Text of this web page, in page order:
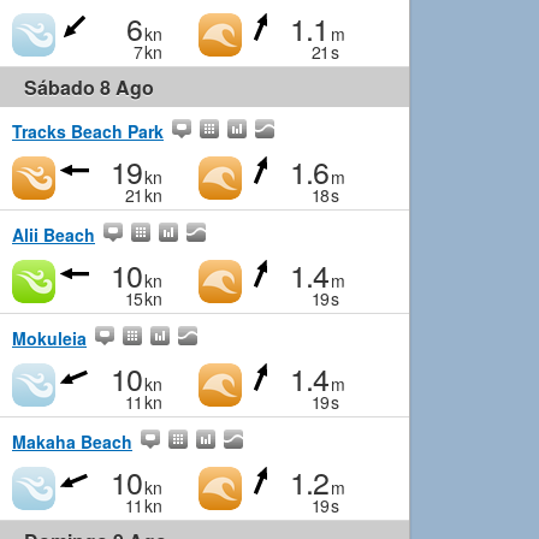
6kn
7kn
1.1 m
21 s
Sábado 8 Ago
Tracks Beach Park
19kn
21 kn
1.6m
18s
Alii Beach
10kn
15kn
1.4m
19s
Mokuleia
10kn
11 kn
1.4m
19s
Makaha Beach
10kn
11 kn
1.2m
19s